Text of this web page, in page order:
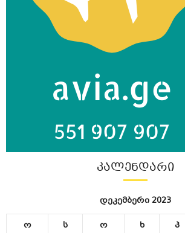
ᲙᲐᲚᲔᲜᲓᲐᲠᲘ
დეკემბერი 2023
ო ს ო ხ პ